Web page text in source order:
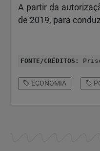
A partir da
de 2019, para
FONTE/CRÉDITOS:
ECONOMIA